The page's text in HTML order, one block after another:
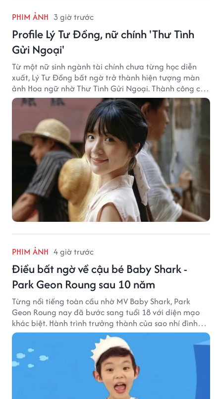
PHIM ẢNH 3 giờ trước
Profile Lý Tư Đồng, nữ chính 'Thư Tình
Gửi Ngoại'
Từ một nữ sinh ngành tài chính chưa từng học diễn
xuất, Lý Tư Đồng bất ngờ trở thành hiện tượng màn
ảnh Hoa ngữ nhờ Thư Tình Gửi Ngoại. Thành công của
bộ phim doanh thu hơn 8.100 tỷ đồng đã mở ra bước
ngoặt lớn trong cuộc đời cô gái sinh năm 2004.
PHIM ẢNH 4 giờ trước
Điều bất ngờ về cậu bé Baby Shark -
Park Geon Roung sau 10 năm
Từng nổi tiếng toàn cầu nhờ MV Baby Shark, Park
Geon Roung nay đã bước sang tuổi 18 với diện mạo
khác biệt. Hành trình trưởng thành của sao nhí đình
đám một thời đang thu hút sự quan tâm của nhiều